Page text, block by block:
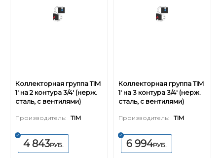
Коллекторная группа TIM
1' на 2 контура 3/4' (нерж.
сталь, с вентилями)
Производитель: TIM
4 843РУБ.
Коллекторная группа TIM
1' на 3 контура 3/4' (нерж.
сталь, с вентилями)
Производитель: TIM
6 994РУБ.